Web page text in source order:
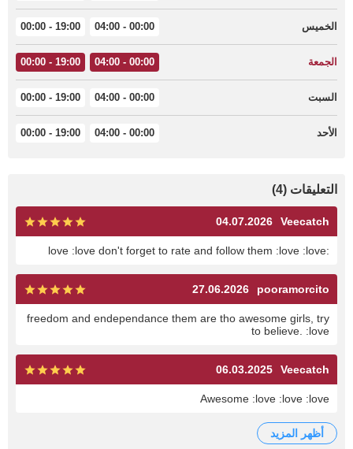
الخميس 00:00 - 04:00
19:00 - 00:00
الجمعة 00:00 - 04:00
19:00 - 00:00
السبت 00:00 - 04:00
19:00 - 00:00
الأحد 00:00 - 04:00
19:00 - 00:00
التعليقات (4)
Veecatch
04.07.2026
:love :love don't forget to rate and follow them :love :love
pooramorcito
27.06.2026
freedom and endependance them are tho awesome girls, try
to believe. :love
Veecatch
06.03.2025
Awesome :love :love :love
أظهر المزيد